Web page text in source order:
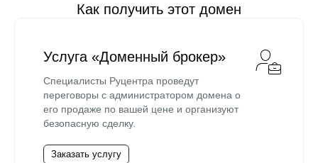
Как получить этот домен
Услуга «Доменный брокер»
Специалисты Руцентра проведут
переговоры с администратором домена о
его продаже по вашей цене и организуют
безопасную сделку.
Заказать услугу